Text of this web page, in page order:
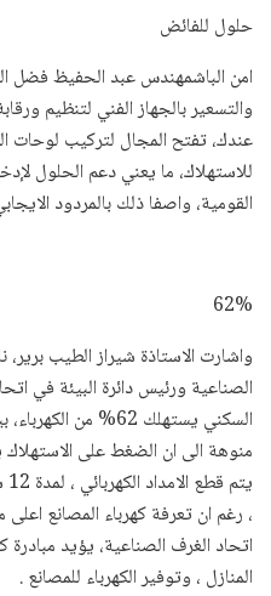
حلول للفائض
امن الباشمهندس عبد الحفيظ فضل
والتسعير بالجهاز الفني لتنظيم
عندك، تفتح المجال لتركيب لوحات
للاستهلاك، ما يعني دعم الحلول
القومية، واصفا ذلك بالمردود
62%
واشارت الاستاذة شيراز الطيب برير،
الصناعية ورئيس دائرة البيئة في
منوهة الى ان الضغط على
، رغم ان تعرفة كهرباء المصانع
اتحاد الغرف الصناعية، يؤيد
المنازل ، وتوفير الكهرباء للمصانع .